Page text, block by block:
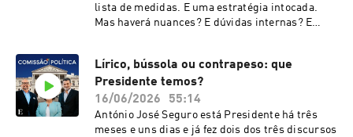
lista de medidas. E uma estratégia intocada.
Mas haverá nuances? E dúvidas internas? E
Valente e Paula Caeiro Varela, com moderação
de David Dinis. A sonoplastia é de Salomé Rita e
a ilustração de Carlos Paes. See
omnystudio.com/listener for privacy
information.
Lírico, bússola ou contrapeso: que
Presidente temos?
16/06/2026
55:14
António José Seguro está Presidente há três
meses e uns dias e já fez dois dos três discursos